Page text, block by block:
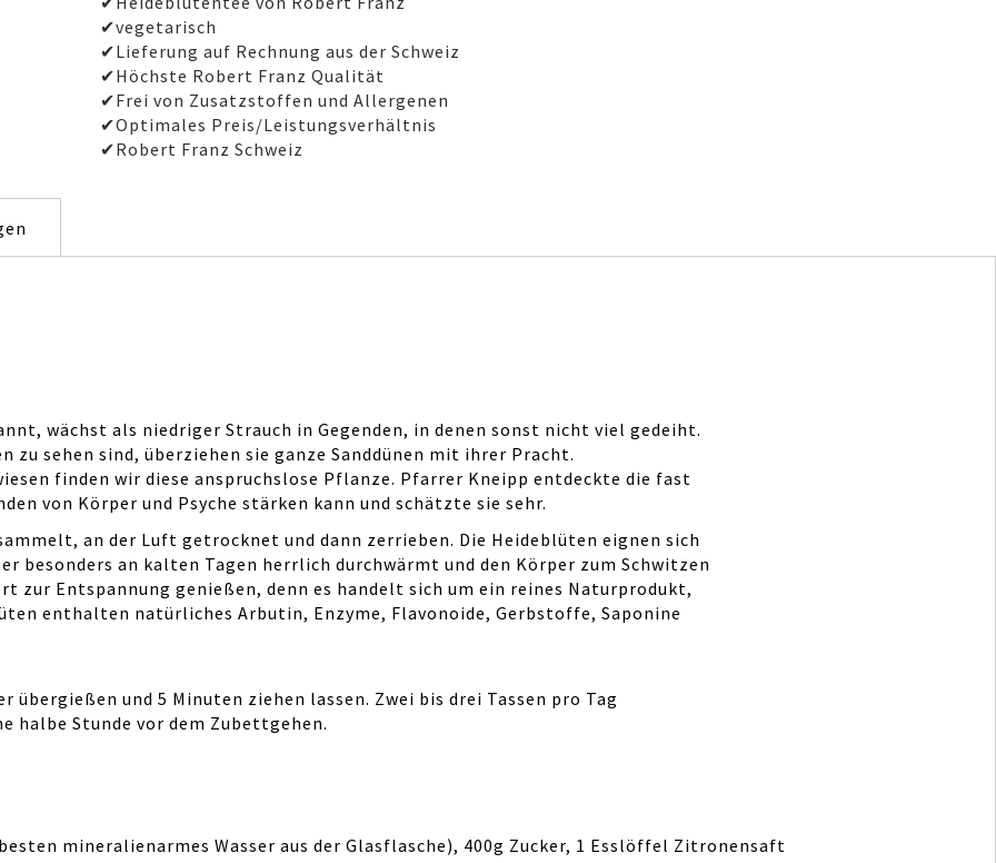
✔vegetarisch
✔Lieferung auf Rechnung aus der Schweiz
✔Höchste Robert Franz Qualität
✔Frei von Zusatzstoffen und Allergenen
✔Optimales Preis/Leistungsverhältnis
✔Robert Franz Schweiz
wächst als niedriger Strauch in Gegenden, in denen sonst nicht viel gedeiht.
sehen sind, überziehen sie ganze Sanddünen mit ihrer Pracht.
finden wir diese anspruchslose Pflanze. Pfarrer Kneipp entdeckte die fast
von Körper und Psyche stärken kann und schätzte sie sehr.
an der Luft getrocknet und dann zerrieben. Die Heideblüten eignen sich
besonders an kalten Tagen herrlich durchwärmt und den Körper zum Schwitzen
zur Entspannung genießen, denn es handelt sich um ein reines Naturprodukt,
enthalten natürliches Arbutin, Enzyme, Flavonoide, Gerbstoffe, Saponine
und 5 Minuten ziehen lassen. Zwei bis drei Tassen pro Tag
halbe Stunde vor dem Zubettgehen.
mineralienarmes Wasser aus der Glasflasche), 400g Zucker, 1 Esslöffel Zitronensaft